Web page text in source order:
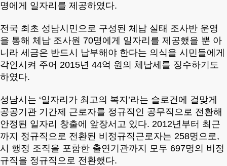
명에게 일자리를 제공하였다.
전국 최초 성남시민으로 구성된 체납 실태 조사반 운영
을 통해 체납 조사원 70명에게 일자리를 제공했을 뿐 아
니라 세금은 반드시 납부해야 한다는 의식을 시민들에게
각인시켜 주어 2015년 44억 원의 체납세를 징수하기도
하였다.
성남시는 ‘일자리가 최고의 복지’라는 슬로건에 걸맞게
공공기관 기간제 근로자를 정규직인 공무직으로 전환해
안정된 일자리 창출에 앞장서고 있다. 2012년부터 최근
까지 정규직으로 전환된 비정규직근로자는 258명으로,
시 행정 조직을 포함한 출연기관까지 모두 697명의 비정
규직을 정규직으로 전환했다.